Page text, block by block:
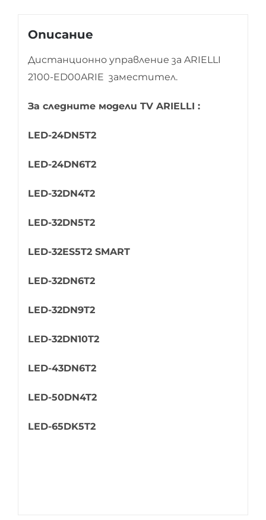
Описание
Дистанционно управление за ARIELLI
2100-ED00ARIE заместител.
За следните модели TV ARIELLI :
LED-24DN5T2
LED-24DN6T2
LED-32DN4T2
LED-32DN5T2
LED-32ES5T2 SMART
LED-32DN6T2
LED-32DN9T2
LED-32DN10T2
LED-43DN6T2
LED-50DN4T2
LED-65DK5T2